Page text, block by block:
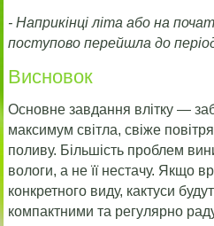
- Наприкінці літа або на
поступово перейшла до
Висновок
Основне завдання влітку —
максимум світла, свіже
поливу. Більшість проблем
вологи, а не її нестачу. Якщо
конкретного виду, кактуси
компактними та регулярно